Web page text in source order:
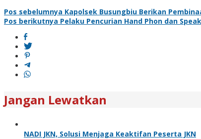
Pos sebelumnya Kapolsek Busungbiu Berikan
Pos berikutnya Pelaku Pencurian Hand Phon dan
Jangan Lewatkan
NADI JKN, Solusi Menjaga Keaktifan Peserta JKN